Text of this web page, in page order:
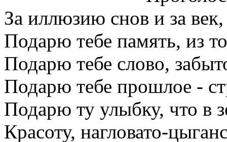
За иллюзию снов и за
Подарю тебе память, из
Подарю тебе слово,
Подарю тебе прошлое -
Подарю ту улыбку, что в
Красоту, нагловато-